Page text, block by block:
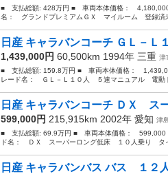
■ 支払総額: 428万円 ■ 車両本体価格：
名： グランドプレミアムＧＸ マイルーム 登録済
日産 キャラバンコーチ ＧＬ－
1,439,000円 60,500km 1994年 三重 津
■ 支払総額: 159.8万円 ■ 車両本体価格：
レード名： ＧＬ－Ｌ１０人 ５速マニュアル 電
日産 キャラバンコーチ ＤＸ
599,000円 215,915km 2002年 愛知 津
■ 支払総額: 69.9万円 ■ 車両本体価格：
ド名： ＤＸ スーパーロング低床 １０人乗り タ
日産 キャラバンバス バス １